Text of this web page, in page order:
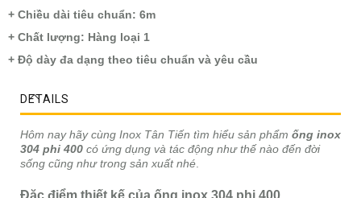
+ Chiều dài tiêu chuẩn: 6m
+ Chất lượng: Hàng loại 1
+ Độ dày đa dạng theo tiêu chuẩn và yêu cầu
DETAILS
Hôm nay hãy cùng Inox Tân Tiến tìm hiểu sản phẩm ống inox
304 phi 400 có ứng dụng và tác động như thế nào đến đời
sống cũng như trong sản xuất nhé.